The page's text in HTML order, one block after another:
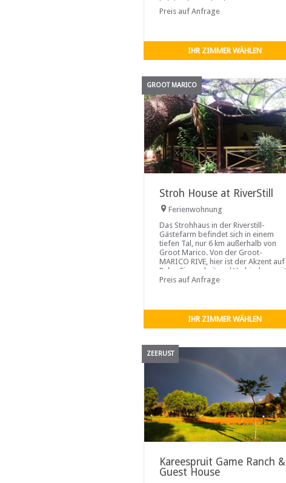
leitet sich von der Tswana-
Redewendung ab, die „wie Wasser
Reichtum der Region mit raffinierter
diejenigen, die Exklusivität und Ruhe
suchen.
Preis auf Anfrage
IHR ZIMMER WÄHLEN
GROOT MARICO
Stroh House at RiverStill
Ferienwohnung
Das Strohhaus in der Riverstill-
Gästefarm befindet sich in einem
tiefen Tal, nur 6 km außerhalb von
Groot Marico. Von der Groot-
MARICO RIVE, hier ist der Akzent auf
Ruhe, Einsamkeit und Verbindung mit
der Natur. STROH House ist eines von
Preis auf Anfrage
IHR ZIMMER WÄHLEN
ZEERUST
Kareespruit Game Ranch &
Guest House